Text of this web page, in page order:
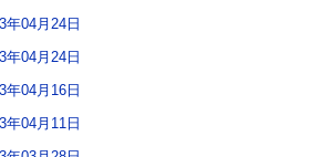
年04月24日
年04月24日
年04月16日
年04月11日